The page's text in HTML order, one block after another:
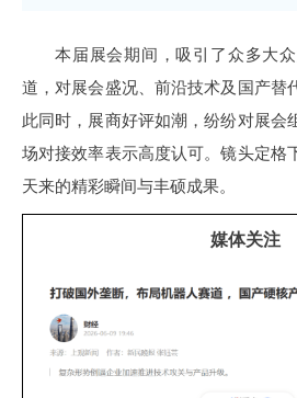
本届展会期间，吸引了众多大
道，对展会盛况、前沿技术及国产替
此同时，展商好评如潮，纷纷对展会
场对接效率表示高度认可。镜头定格
天来的精彩瞬间与丰硕成果。
媒体关注